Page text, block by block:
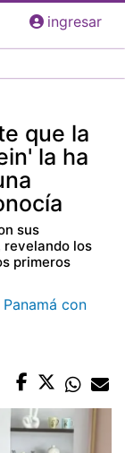
ingresar
que la
la ha
sus
revelando los
primeros
con